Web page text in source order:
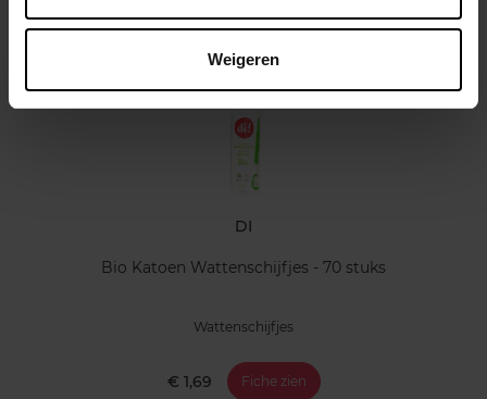
Weigeren
Nog iets vergeten ?
DI
Bio Katoen Wattenschijfjes - 70 stuks
Wattenschijfjes
€ 1,69 Fiche zien